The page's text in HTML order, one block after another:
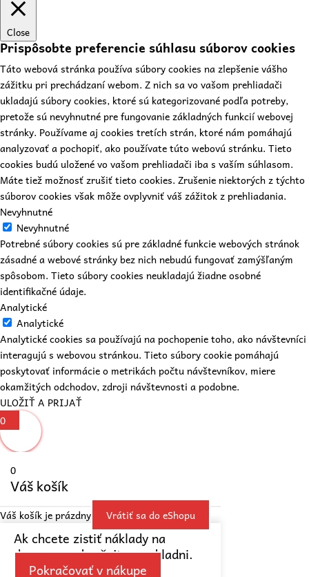
Close
Prispôsobte preferencie súhlasu súborov cookies
Táto webová stránka používa súbory cookies na zlepšenie vášho
zážitku pri prechádzaní webom. Z nich sa vo vašom prehliadači
ukladajú súbory cookies, ktoré sú kategorizované podľa potreby,
pretože sú nevyhnutné pre fungovanie základných funkcií webovej
stránky. Používame aj cookies tretích strán, ktoré nám pomáhajú
analyzovať a pochopiť, ako používate túto webovú stránku. Tieto
cookies budú uložené vo vašom prehliadači iba s vaším súhlasom.
Máte tiež možnosť zrušiť tieto cookies. Zrušenie niektorých z týchto
súborov cookies však môže ovplyvniť váš zážitok z prehliadania.
Nevyhnutné
Nevyhnutné
Potrebné súbory cookies sú pre základné funkcie webových stránok
zásadné a webové stránky bez nich nebudú fungovať zamýšľaným
spôsobom. Tieto súbory cookies neukladajú žiadne osobné
identifikačné údaje.
Analytické
Analytické
Analytické cookies sa používajú na pochopenie toho, ako návštevníci
interagujú s webovou stránkou. Tieto súbory cookie pomáhajú
poskytovať informácie o metrikách počtu návštevníkov, miere
okamžitých odchodov, zdroji návštevnosti a podobne.
ULOŽIŤ A PRIJAŤ
0
0
Váš košík
Váš košík je prázdny Vrátiť sa do eShopu
Ak chcete zistiť náklady na
dopravu, pokračujte v pokladni.
Pokračovať v nákupe